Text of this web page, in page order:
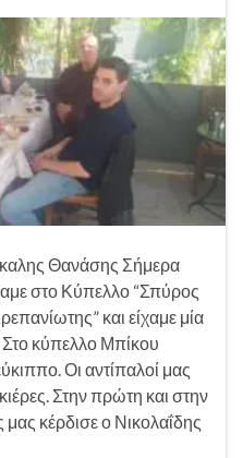
Θανάσης Σήμερα
στο Κύπελλο “Σπύρος
και είχαμε μία
Στο κύπελλο Μπίκου
Οι αντίπαλοί μας
Στην πρώτη και στην
κέρδισε ο Νικολαΐδης